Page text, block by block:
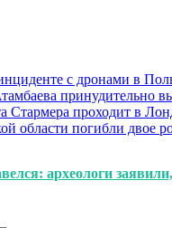
с дронами в
принудительно
Стармера проходит в
области погибли двое
археологи